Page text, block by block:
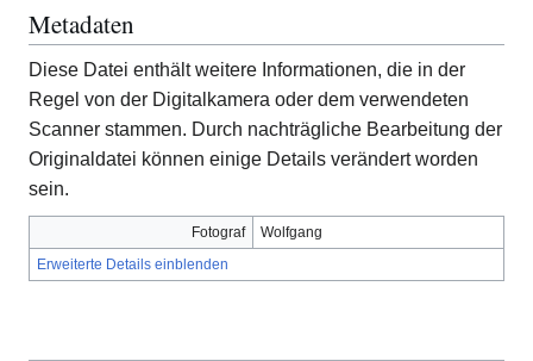
Metadaten
Diese Datei enthält weitere Informationen, die in der
Regel von der Digitalkamera oder dem verwendeten
Scanner stammen. Durch nachträgliche Bearbeitung der
Originaldatei können einige Details verändert worden
sein.
Fotograf
Wolfgang
Erweiterte Details einblenden